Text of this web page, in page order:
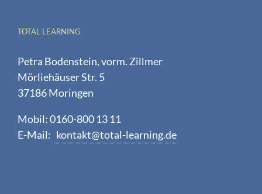
TOTAL LEARNING
Petra Bodenstein, vorm. Zillmer
Mörliehäuser Str. 5
37186 Moringen
Mobil: 0160-800 13 11
E-Mail: kontakt@total-learning.de